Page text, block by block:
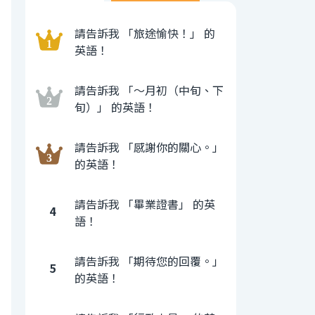
請告訴我 「旅途愉快！」 的
英語！
請告訴我 「〜月初（中旬、下
旬）」 的英語！
請告訴我 「感謝你的關心。」
的英語！
4
請告訴我 「畢業證書」 的英
語！
5
請告訴我 「期待您的回覆。」
的英語！